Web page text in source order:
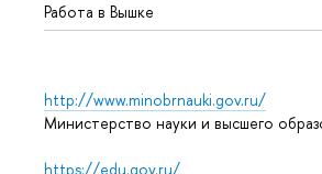
Работа в Вышке
http://www.minobrnauki.gov.ru/
Министерство науки и высшего
https://edu.gov.ru/